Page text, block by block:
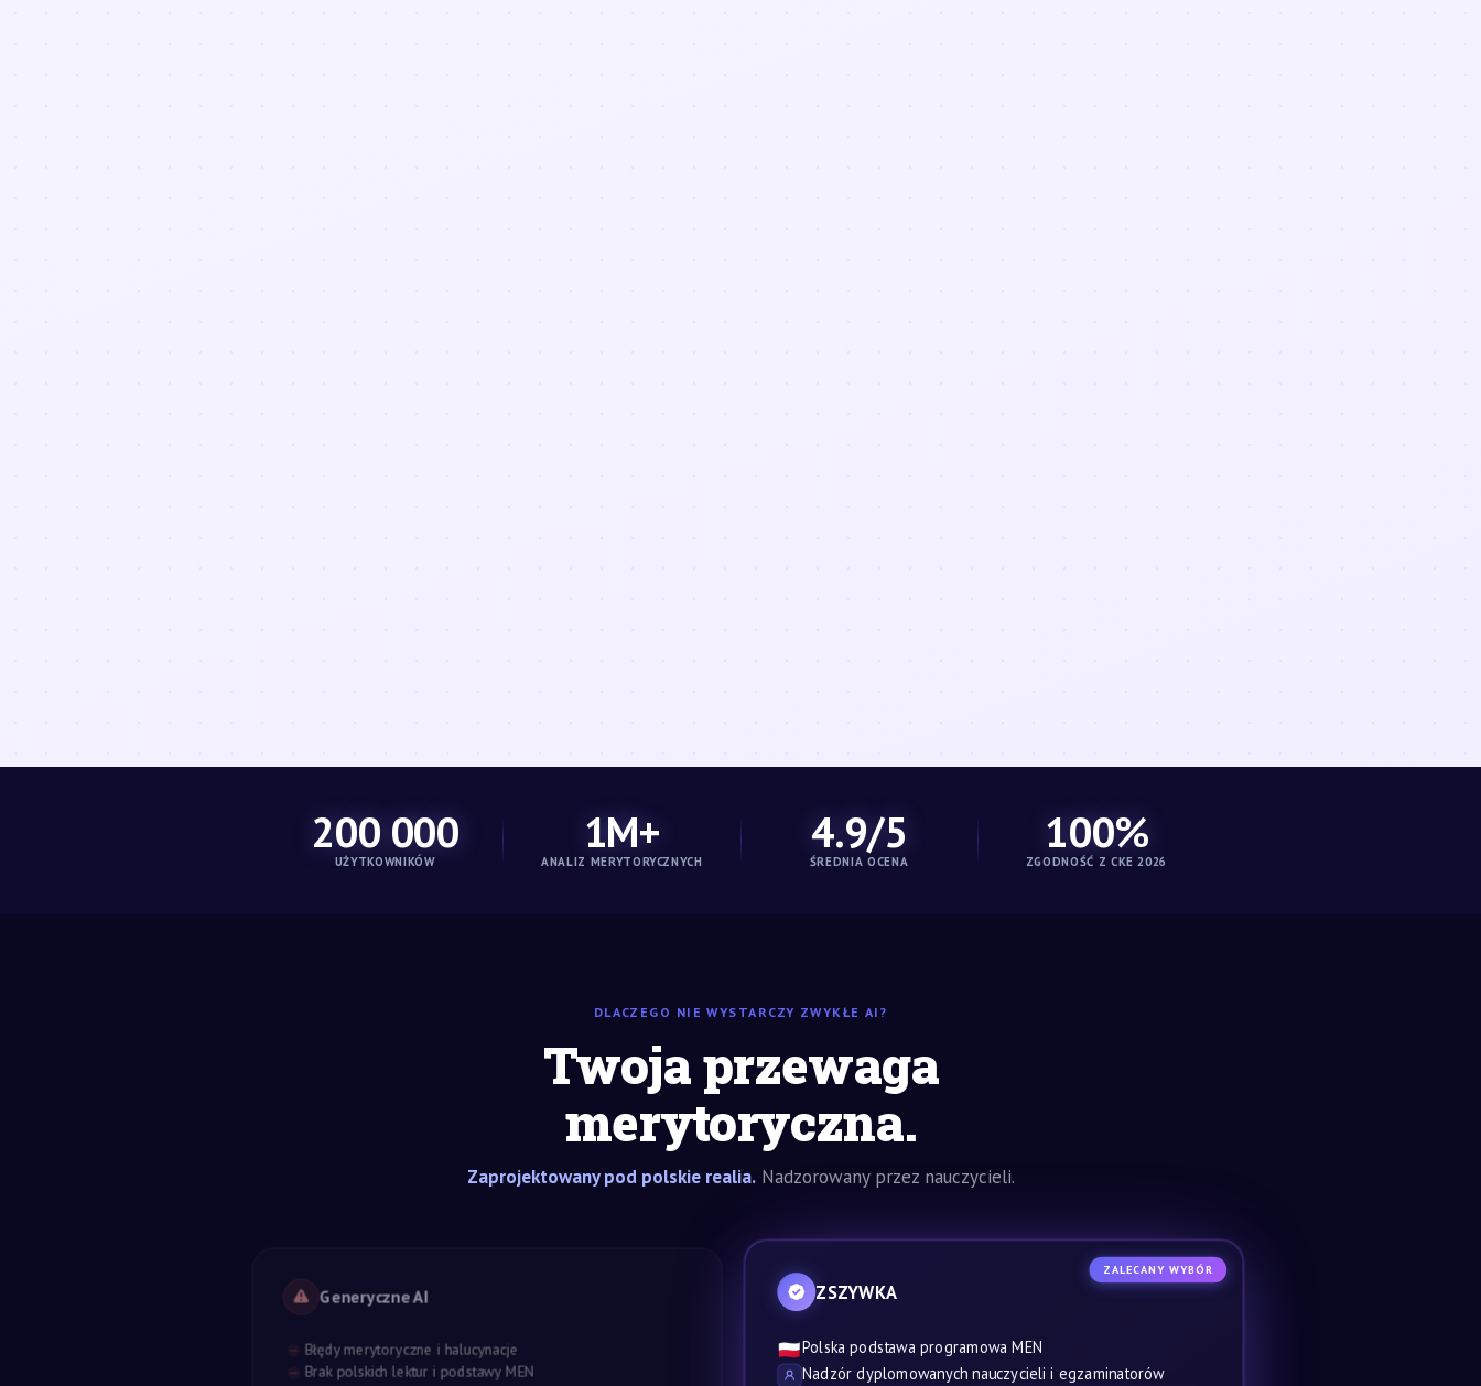
200 000
UŻYTKOWNIKÓW
1M+
ANALIZ MERYTORYCZNYCH
4.9/5
ŚREDNIA OCENA
100%
ZGODNOŚĆ Z CKE 2026
DLACZEGO NIE WYSTARCZY ZWYKŁE AI?
Twoja przewaga
merytoryczna.
Zaprojektowany pod polskie realia.Nadzorowany przez nauczycieli.
Generyczne AI
Błędy merytoryczne i halucynacje
Brak polskich lektur i podstawy MEN
ZALECANY WYBÓR
ZSZYWKA
🇵🇱Polska podstawa programowa MEN
Nadzór dyplomowanych nauczycieli i egzaminatorów